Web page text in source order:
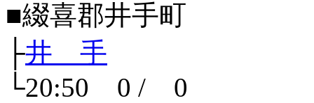
■綴喜郡井手町
├井 手
└20:50 0 / 0